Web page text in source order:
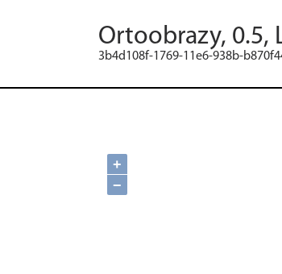
Ortoobrazy, 0.5,
3b4d108f-1769-11e6-938b-
+
−